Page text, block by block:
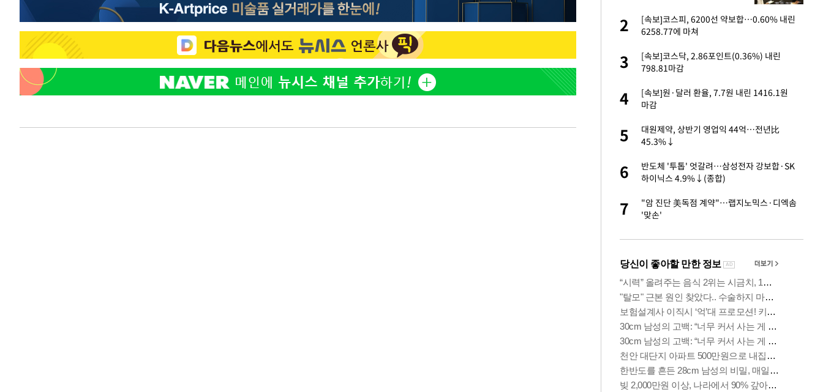
2시간 전 >
외국인 심판 성 접대 7경기 들여다보니…한국 축구 '5승 2무'
2시간 전 >[속보]코스피, 6200선 약보합…0.60% 내린 6258.77에 마쳐
2시간 전 >[속보]원·달러 환율, 7.7원 내린 1416.1원 마감
2시간 전 >
[속보] 노원서 40.1도 관측…서울, 2018년 이후 첫 40도
3시간 전 >[속보]종합특검, '계엄 수용공간 확보' 신용해 前교정본부장 기소
3시간 전 >11시간 압수수색에 성접대 파문까지…'쑥대밭' 된 축구협회
2
외국인 심판 성 접대 7경기 들여다보니…한
국 축구 '5승 2무'
3
SK하이닉스, 주당 375원 분기배당 결정…3
분기 중 추가 주주환원 발표
4
[속보]SK하이닉스, 주당 375원 분기 배
5
與 황희 "버스 하우스 제안…이동 용이한 장
2
[속보]코스피, 6200선 약보합…0.60% 내린
6258.77에 마쳐
3
[속보]코스닥, 2.86포인트(0.36%) 내린
798.81마감
4
[속보]원·달러 환율, 7.7원 내린 1416.1원
마감
5
대원제약, 상반기 영업익 44억…전년比
45.3%↓
6
반도체 '투톱' 엇갈려…삼성전자 강보합·SK
하이닉스 4.9%↓(종합)
7
"암 진단 美독점 계약"…랩지노믹스·디엑솜
'맞손'